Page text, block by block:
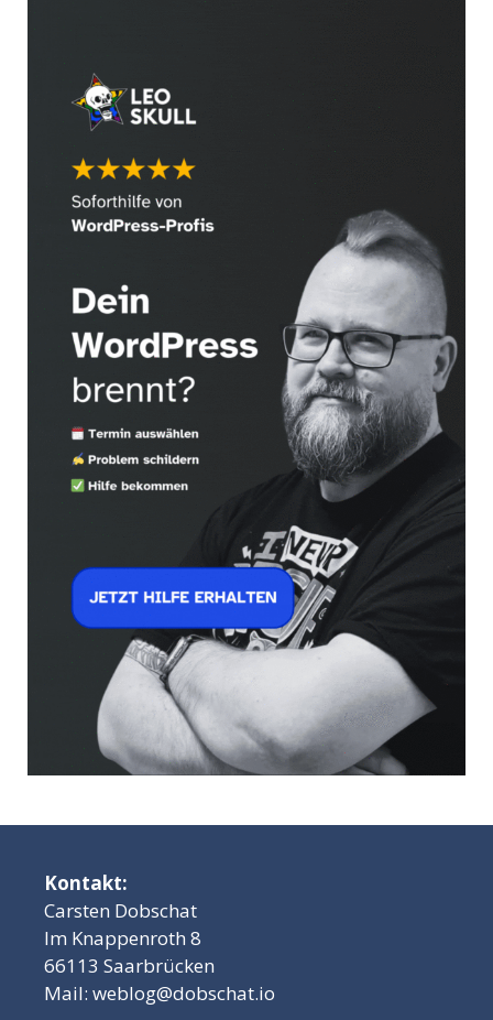
Kontakt:
Carsten Dobschat
Im Knappenroth 8
66113 Saarbrücken
Mail: weblog@dobschat.io